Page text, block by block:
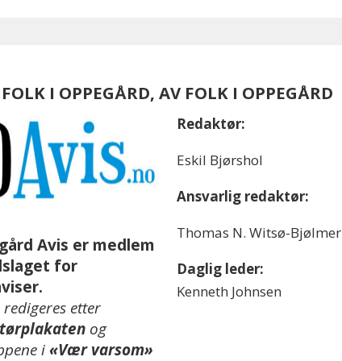
I OPPEGÅRD, AV FOLK I OPPEGÅRD
Avis er medlem
for
redigeres etter
og
i«Vær varsom»
Redaktør:
Eskil Bjørshol
Ansvarlig redaktør:
Thomas N. Witsø-Bjølmer
Daglig leder:
Kenneth Johnsen